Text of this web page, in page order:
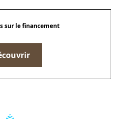
sur le financement